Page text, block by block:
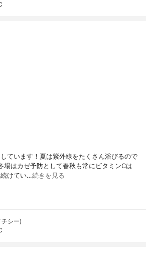
ています！夏は紫外線をたくさん浴びるので
場はカゼ予防として春秋も常にビタミンCは
けてい…続きを見る
シー)